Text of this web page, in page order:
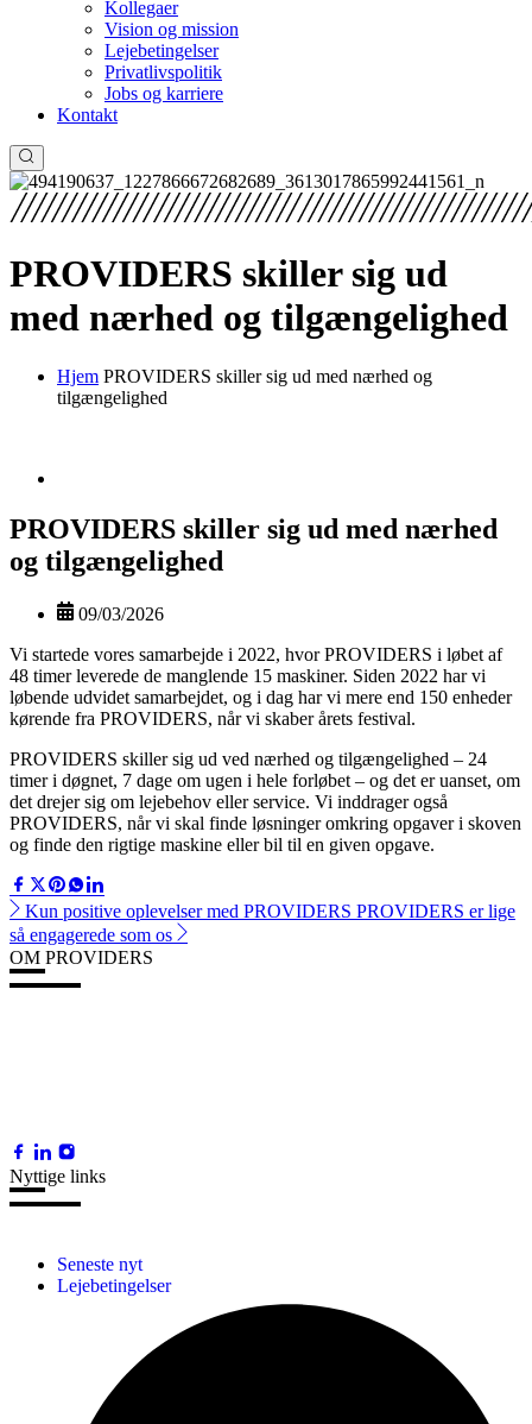
Kollegaer
Vision og mission
Lejebetingelser
Privatlivspolitik
Jobs og karriere
Kontakt
PROVIDERS skiller sig ud
med nærhed og tilgængelighed
Hjem PROVIDERS skiller sig ud med nærhed og
tilgængelighed
PROVIDERS skiller sig ud med nærhed
og tilgængelighed
09/03/2026
Vi startede vores samarbejde i 2022, hvor PROVIDERS i løbet af
48 timer leverede de manglende 15 maskiner. Siden 2022 har vi
løbende udvidet samarbejdet, og i dag har vi mere end 150 enheder
kørende fra PROVIDERS, når vi skaber årets festival.
PROVIDERS skiller sig ud ved nærhed og tilgængelighed – 24
timer i døgnet, 7 dage om ugen i hele forløbet – og det er uanset, om
det drejer sig om lejebehov eller service. Vi inddrager også
PROVIDERS, når vi skal finde løsninger omkring opgaver i skoven
og finde den rigtige maskine eller bil til en given opgave.
Kun positive oplevelser med PROVIDERS PROVIDERS er lige
så engagerede som os
OM PROVIDERS
Nyttige links
Seneste nyt
Lejebetingelser